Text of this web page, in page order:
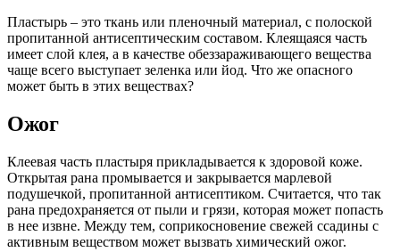
Пластырь – это ткань или пленочный материал, с полоской
пропитанной антисептическим составом. Клеящаяся часть
имеет слой клея, а в качестве обеззараживающего вещества
чаще всего выступает зеленка или йод. Что же опасного
может быть в этих веществах?
Ожог
Клеевая часть пластыря прикладывается к здоровой коже.
Открытая рана промывается и закрывается марлевой
подушечкой, пропитанной антисептиком. Считается, что так
рана предохраняется от пыли и грязи, которая может попасть
в нее извне. Между тем, соприкосновение свежей ссадины с
активным веществом может вызвать химический ожог.